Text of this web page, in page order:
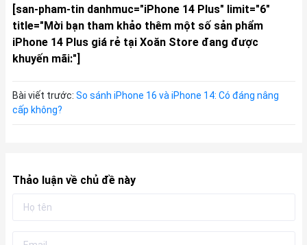
[san-pham-tin danhmuc="iPhone 14 Plus" limit="6"
title="Mời bạn tham khảo thêm một số sản phẩm
iPhone 14 Plus giá rẻ tại Xoăn Store đang được
khuyến mãi:"]
Bài viết trước: So sánh iPhone 16 và iPhone 14: Có đáng nâng
cấp không?
Thảo luận về chủ đề này